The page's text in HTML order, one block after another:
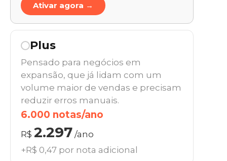
Ativar agora →
Plus
Pensado para negócios em
expansão, que já lidam com um
volume maior de vendas e precisam
reduzir erros manuais.
6.000 notas/ano
R$ 2.297 /ano
+R$ 0,47 por nota adicional